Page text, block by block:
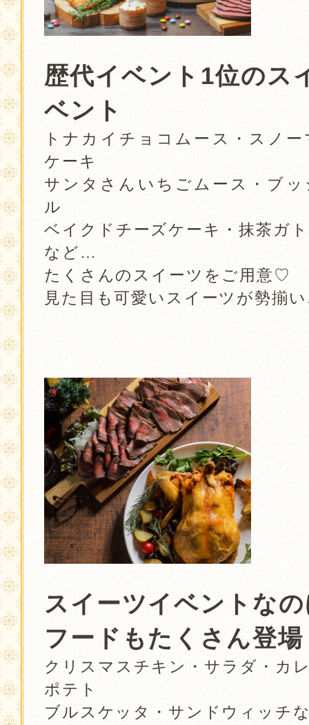
歴代イベント1位のス
ベント
トナカイチョコムース・スノ
ケーキ
サンタさんいちごムース・ブ
ル
ベイクドチーズケーキ・抹茶ガ
など…
たくさんのスイーツをご用意♡
見た目も可愛いスイーツが勢揃
．
スイーツイベントな
フードもたくさん登場
クリスマスチキン・サラダ・カ
ポテト
ブルスケッタ・サンドウィッチ